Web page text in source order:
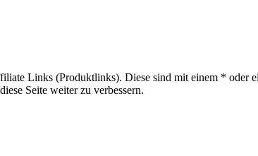
Links (Produktlinks). Diese sind mit einem *
Seite weiter zu verbessern.